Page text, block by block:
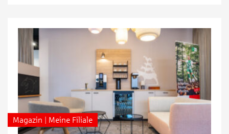
Magazin | Meine Filiale